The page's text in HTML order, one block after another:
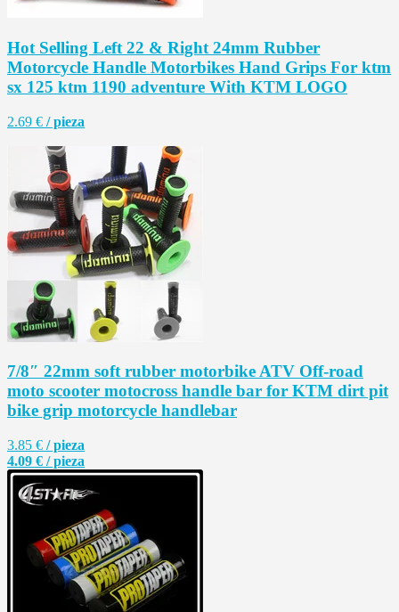
Hot Selling Left 22 & Right 24mm Rubber
Motorcycle Handle Motorbikes Hand Grips For ktm
sx 125 ktm 1190 adventure With KTM LOGO
2.69 € / pieza
7/8″ 22mm soft rubber motorbike ATV Off-road
moto scooter motocross handle bar for KTM dirt pit
bike grip motorcycle handlebar
3.85 € / pieza
4.09 € / pieza